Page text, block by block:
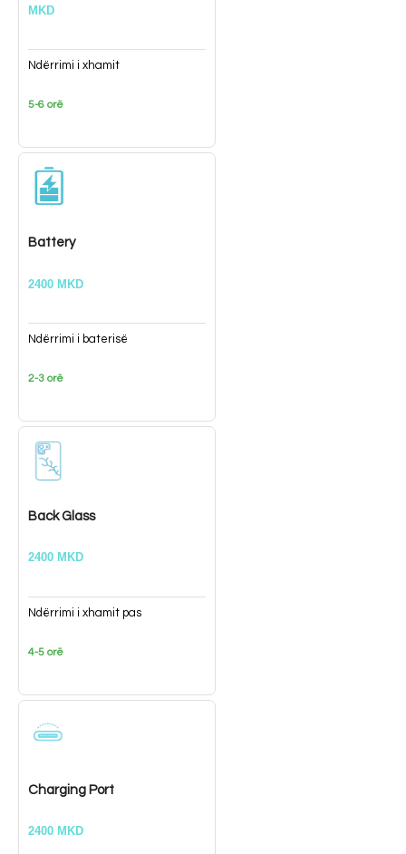
MKD
Ndërrimi i xhamit
5-6 orë
Battery
2400 MKD
Ndërrimi i baterisë
2-3 orë
Back Glass
2400 MKD
Ndërrimi i xhamit pas
4-5 orë
Charging Port
2400 MKD